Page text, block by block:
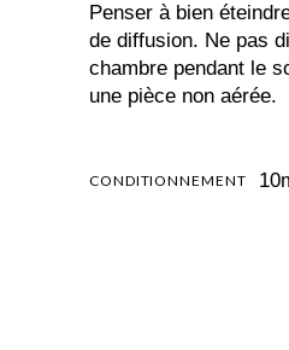
Penser à bien
de diffusion. Ne pas
chambre pendant le
une pièce non aérée.
CONDITIONNEMENT